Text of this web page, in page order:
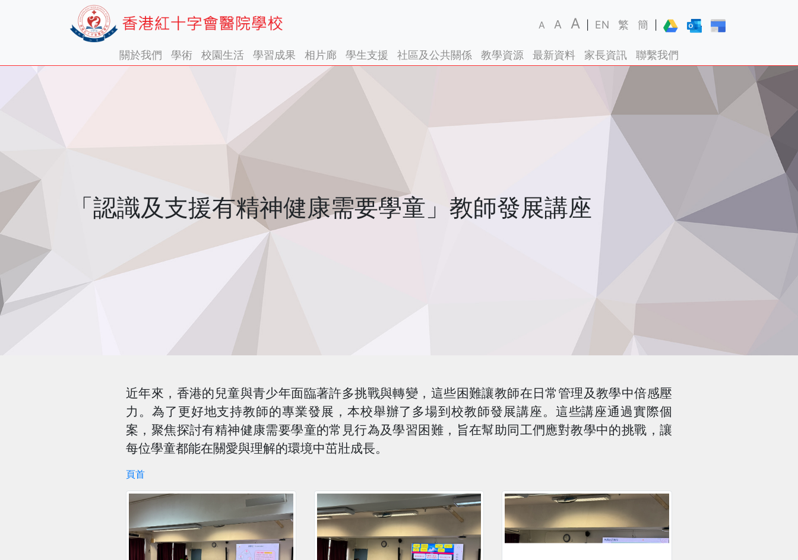
A A A EN 繁 簡
關於我們 學術 校園生活 學習成果 相片廊 學生支援 社區及公共關係 教學資源 最新資料 家長資訊 聯繫我們
「認識及支援有精神健康需要學童」教師發展講座
近年來，香港的兒童與青少年面臨著許多挑戰與轉變，這些困難讓教師在日常管理及教學中倍感壓
力。為了更好地支持教師的專業發展，本校舉辦了多場到校教師發展講座。這些講座通過實際個
案，聚焦探討有精神健康需要學童的常見行為及學習困難，旨在幫助同工們應對教學中的挑戰，讓
每位學童都能在關愛與理解的環境中茁壯成長。
頁首